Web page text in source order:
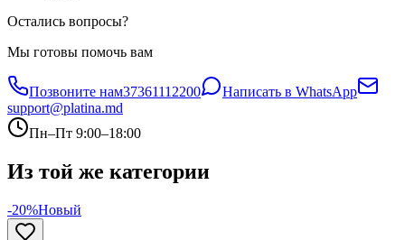
Остались вопросы?
Мы готовы помочь вам
Позвоните нам37361112200
Написать в WhatsApp
support@platina.md
Пн–Пт 9:00–18:00
Из той же категории
-20%Новый